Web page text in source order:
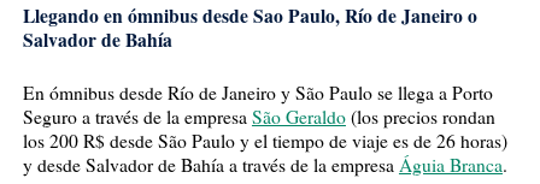
Llegando en ómnibus desde Sao Paulo, Río de Janeiro o
Salvador de Bahía
En ómnibus desde Río de Janeiro y São Paulo se llega a Porto
Seguro a través de la empresa São Geraldo(los precios rondan
los 200 R$ desde São Paulo y el tiempo de viaje es de 26 horas)
y desde Salvador de Bahía a través de la empresa Águia Branca.